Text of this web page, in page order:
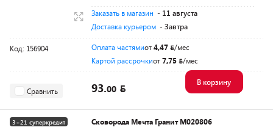
Заказать в магазин - 11 августа
Доставка курьером - Завтра
Код: 156904 Оплата частямиот4,47
/мес
Картой рассрочкиот7,75 /мес
Сравнить 93.00
В корзину
3+21 суперкредит
Сковорода Мечта Гранит M020806